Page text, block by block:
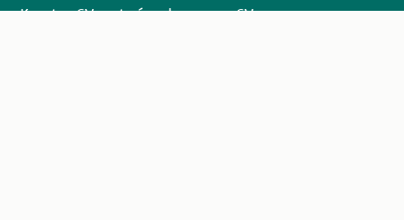
Kreator CV – stwórz darmowe CV